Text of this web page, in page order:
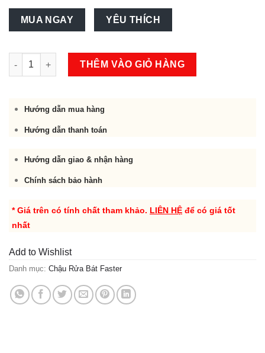
Chậu rửa Bát Faster FS-8143 số lượng
THÊM VÀO GIỎ HÀNG
Hướng dẫn mua hàng
Hướng dẫn thanh toán
Hướng dẫn giao & nhận hàng
Chính sách bảo hành
* Giá trên có tính chất tham khảo. LIÊN HỆ để có giá tốt
nhất
Add to Wishlist
Danh mục: Chậu Rửa Bát Faster